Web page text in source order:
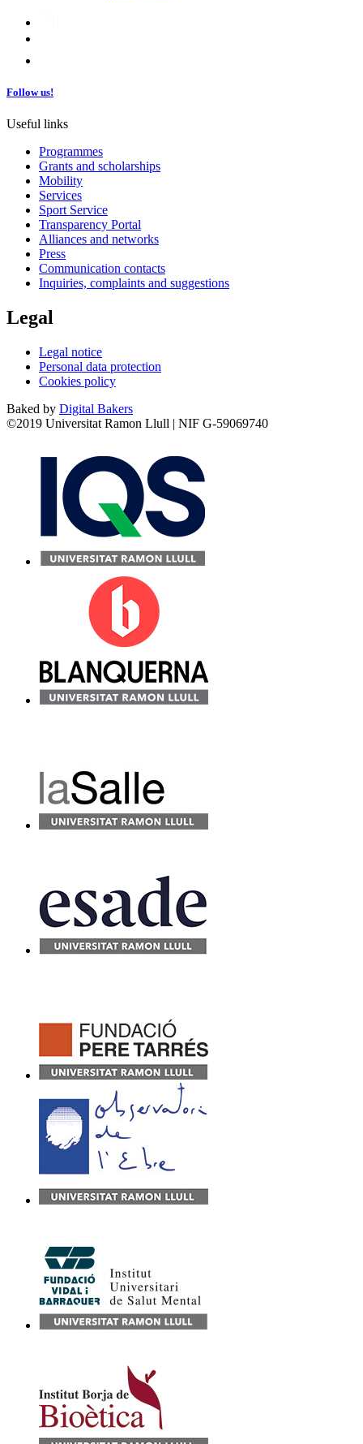
Follow us!
Useful links
Programmes
Grants and scholarships
Mobility
Services
Sport Service
Transparency Portal
Alliances and networks
Press
Communication contacts
Inquiries, complaints and suggestions
Legal
Legal notice
Personal data protection
Cookies policy
Baked by Digital Bakers
©2019 Universitat Ramon Llull | NIF G-59069740